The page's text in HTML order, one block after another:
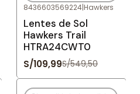
Agotado
8436603569224|Hawkers
Lentes de Sol
Hawkers Trail
HTRA24CWT0
S/109,99S/549,50